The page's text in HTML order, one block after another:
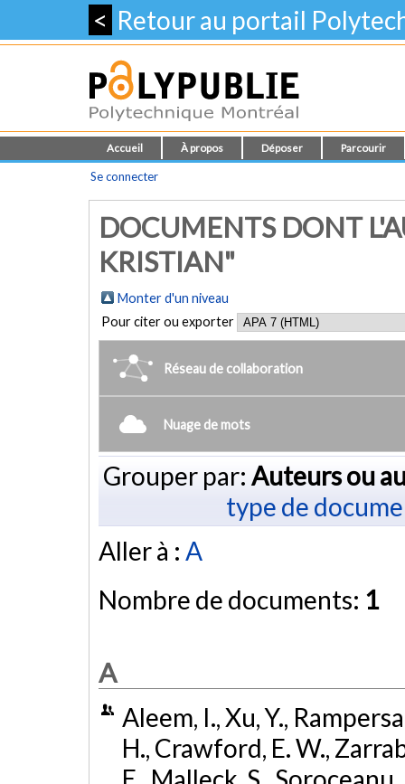
< Retour au portail
Accueil À propos Déposer Parcourir
Se connecter
DOCUMENTS DONT
KRISTIAN"
Monter d'un niveau
Pour citer ou exporter
Réseau de collaboration
Nuage de mots
Grouper par: Auteurs ou
type de
Aller à : A
Nombre de documents: 1
A
Aleem, I., Xu, Y.,
H., Crawford, E. W.,